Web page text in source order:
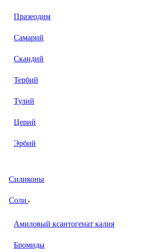
Празеодим
Самарий
Скандий
Тербий
Тулий
Церий
Эрбий
Силиконы
Соли
Амиловый ксантогенат калия
Бромиды